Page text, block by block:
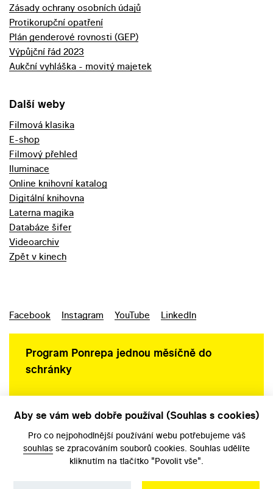
Zásady ochrany osobních údajů
Protikorupční opatření
Plán genderové rovnosti (GEP)
Výpůjční řád 2023
Aukční vyhláška - movitý majetek
Další weby
Filmová klasika
E-shop
Filmový přehled
Iluminace
Online knihovní katalog
Digitální knihovna
Laterna magika
Databáze šifer
Videoarchiv
Zpět v kinech
Facebook Instagram YouTube LinkedIn
Program Ponrepa jednou měsíčně do
schránky
Aby se vám web dobře používal (Souhlas s cookies)
Pro co nejpohodlnější používání webu potřebujeme váš
souhlas se zpracováním souborů cookies. Souhlas udělíte
kliknutím na tlačítko "Povolit vše".